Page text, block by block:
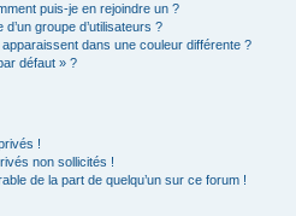
puis-je en rejoindre un ?
groupe d’utilisateurs ?
dans une couleur différente ?
défaut » ?
!
non sollicités !
de la part de quelqu’un sur ce forum !